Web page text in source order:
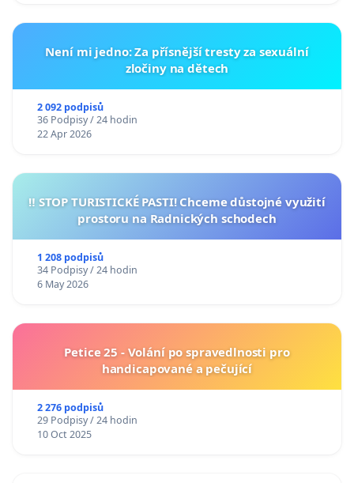
Není mi jedno: Za přísnější tresty za sexuální
zločiny na dětech
2 092 podpisů
36 Podpisy / 24 hodin
22 Apr 2026
‼️ STOP TURISTICKÉ PASTI! Chceme důstojné využití
prostoru na Radnických schodech
1 208 podpisů
34 Podpisy / 24 hodin
6 May 2026
Petice 25 - Volání po spravedlnosti pro
handicapované a pečující
2 276 podpisů
29 Podpisy / 24 hodin
10 Oct 2025